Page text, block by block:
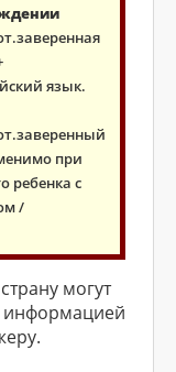
язык.
при
ребенка с
/
могут
информацией